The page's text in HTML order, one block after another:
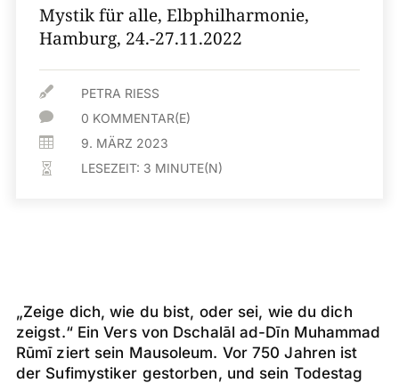
Mystik für alle, Elbphilharmonie,
Hamburg, 24.-27.11.2022
 PETRA RIESS
 0 KOMMENTAR(E)
 9. MÄRZ 2023
 LESEZEIT: 3 MINUTE(N)
„Zeige dich, wie du bist, oder sei, wie du dich
zeigst.“ Ein Vers von Dschalāl ad-Dīn Muhammad
Rūmī ziert sein Mausoleum. Vor 750 Jahren ist
der Sufimystiker gestorben, und sein Todestag